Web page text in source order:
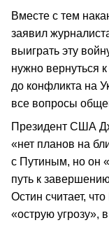
Вместе с тем
заявил
выиграть эту
нужно вернуться
до конфликта на
все вопросы
Президент США
«нет планов на
с Путиным, но он
путь к
Остин считает,
«острую угрозу»,